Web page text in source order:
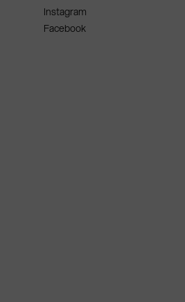
Instagram
Facebook